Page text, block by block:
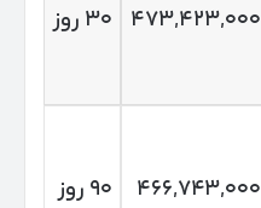
۴۷۳,۴۲۳,۰۰۰ ۳۰ روز
۴۶۶,۷۴۳,۰۰۰ ۹۰ روز